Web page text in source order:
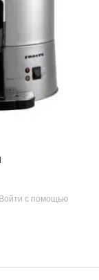
Войти с помощью